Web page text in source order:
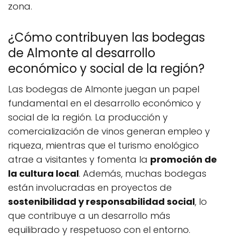
zona.
¿Cómo contribuyen las bodegas
de Almonte al desarrollo
económico y social de la región?
Las bodegas de Almonte juegan un papel
fundamental en el desarrollo económico y
social de la región. La producción y
comercialización de vinos generan empleo y
riqueza, mientras que el turismo enológico
atrae a visitantes y fomenta la promoción de
la cultura local. Además, muchas bodegas
están involucradas en proyectos de
sostenibilidad y responsabilidad social, lo
que contribuye a un desarrollo más
equilibrado y respetuoso con el entorno.